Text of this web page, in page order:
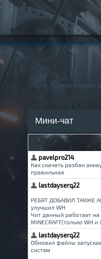
Приветствую
Мини-чат